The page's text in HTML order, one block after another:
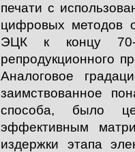
печати с
цифровых методов
ЭЦК к концу 70-х
репродукционного
Аналоговое
заимствованное
способа, было
эффективным
издержки этапа